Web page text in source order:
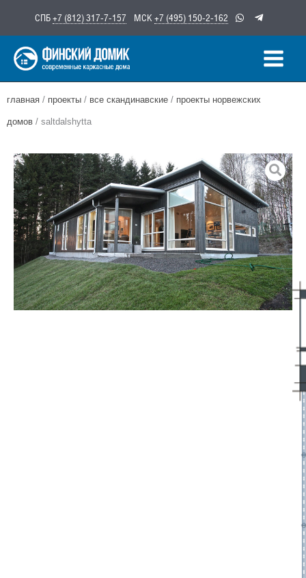
содержимому
СПБ+7 (812) 317-7-157 МСК +7 (495) 150-2-162
главная / проекты / все скандинавские / проекты норвежских
домов / saltdalshytta